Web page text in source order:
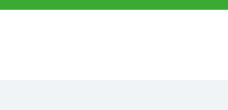
rozsáhlou oblast. Biolampa